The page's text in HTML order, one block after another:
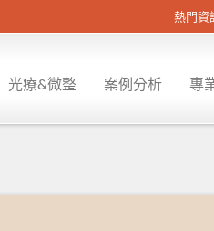
熱門資
光療&微整 案例分析 專